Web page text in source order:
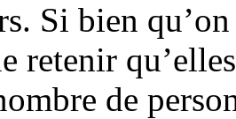
Si bien
retenir
de